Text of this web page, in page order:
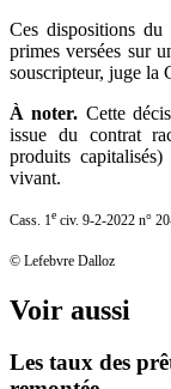
Ces dispositions du
primes versées sur
souscripteur, juge la
À noter. Cette
issue du contrat
produits
vivant.
Cass. 1e civ. 9-2-2022 n°
© Lefebvre Dalloz
Voir aussi
Les taux des